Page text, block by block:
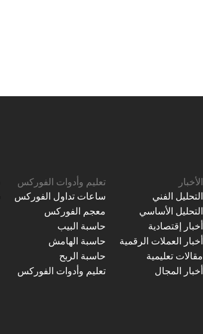
الأخبار
التحليل الفني
التحليل الأساسي
أخبار إقتصادية
أخبار العملات الرقمية
مقالات تعليمية
أخبار المجال
تعليم وأدوات الفوركس
ساعات تداول الفوركس
معجم الفوركس
حاسبة البيب
حاسبة الهامش
حاسبة الربح
تعليم وأدوات الفوركس